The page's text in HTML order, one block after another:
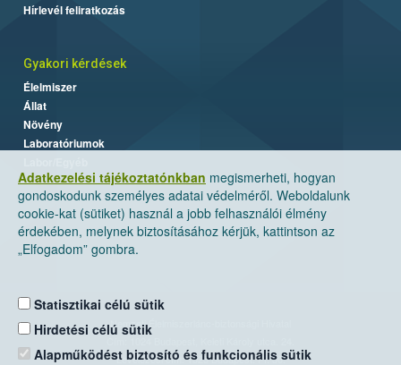
Adatkezelési tájékoztatónkban megismerheti, hogyan
gondoskodunk személyes adatai védelméről. Weboldalunk
cookie-kat (sütiket) használ a jobb felhasználói élmény
érdekében, melynek biztosításához kérjük, kattintson az
„Elfogadom” gombra.
Statisztikai célú sütik
Hirdetési célú sütik
Alapműködést biztosító és funkcionális sütik
Hírlevél feliratkozás
Gyakori kérdések
Élelmiszer
Állat
Növény
Laboratóriumok
Nemzeti Élelmiszerlánc-biztonsági Hivatal
Levelezési cím: 1525 Budapest. Pf. 30.